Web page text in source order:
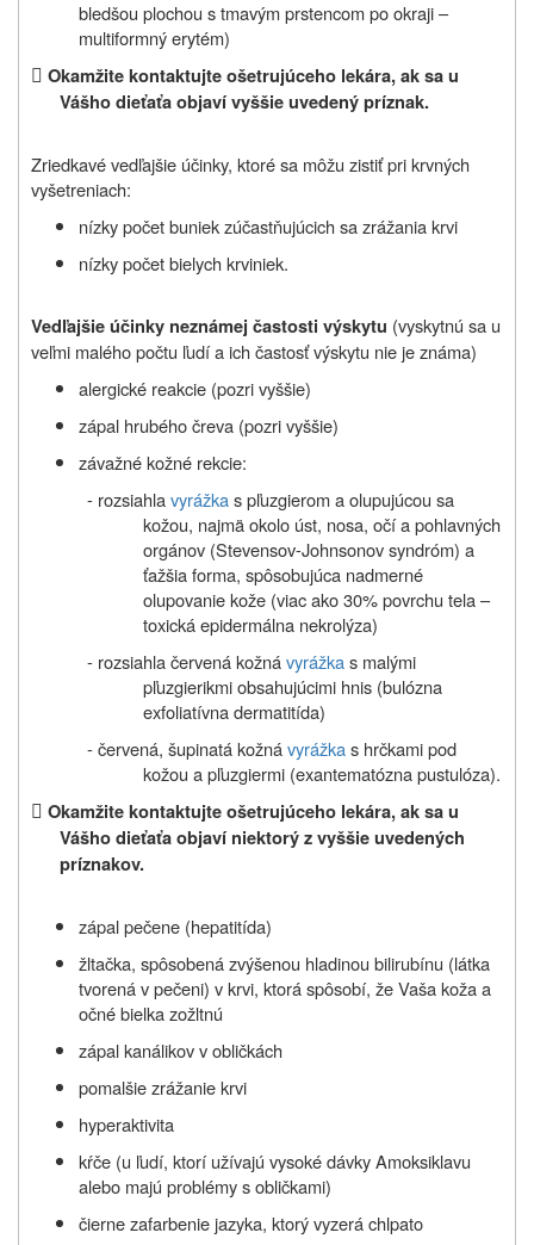
bledšou plochou s tmavým prstencom po okraji –
multiformný erytém)
 Okamžite kontaktujte ošetrujúceho lekára, ak sa u
Vášho dieťaťa objaví vyššie uvedený príznak.
Zriedkavé vedľajšie účinky, ktoré sa môžu zistiť pri krvných
vyšetreniach:
nízky počet buniek zúčastňujúcich sa zrážania krvi
nízky počet bielych krviniek.
Vedľajšie účinky neznámej častosti výskytu (vyskytnú sa u
veľmi malého počtu ľudí a ich častosť výskytu nie je známa)
alergické reakcie (pozri vyššie)
zápal hrubého čreva (pozri vyššie)
závažné kožné rekcie:
- rozsiahlavyrážkas pľuzgierom a olupujúcou sa
kožou, najmä okolo úst, nosa, očí a pohlavných
orgánov (Stevensov-Johnsonov syndróm) a
ťažšia forma, spôsobujúca nadmerné
olupovanie kože (viac ako 30% povrchu tela –
toxická epidermálna nekrolýza)
- rozsiahla červená kožnávyrážkas malými
pľuzgierikmi obsahujúcimi hnis (bulózna
exfoliatívna dermatitída)
- červená, šupinatá kožnávyrážkas hrčkami pod
kožou a pľuzgiermi (exantematózna pustulóza).
 Okamžite kontaktujte ošetrujúceho lekára, ak sa u
Vášho dieťaťa objaví niektorý z vyššie uvedených
príznakov.
zápal pečene (hepatitída)
žltačka, spôsobená zvýšenou hladinou bilirubínu (látka
tvorená v pečeni) v krvi, ktorá spôsobí, že Vaša koža a
očné bielka zožltnú
zápal kanálikov v obličkách
pomalšie zrážanie krvi
hyperaktivita
kŕče (u ľudí, ktorí užívajú vysoké dávky Amoksiklavu
alebo majú problémy s obličkami)
čierne zafarbenie jazyka, ktorý vyzerá chlpato